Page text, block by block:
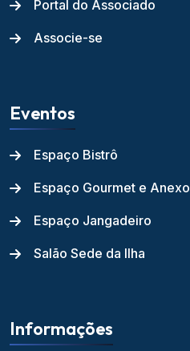
Portal do Associado
Associe-se
Eventos
Espaço Bistrô
Espaço Gourmet e Anexo
Espaço Jangadeiro
Salão Sede da Ilha
Informações